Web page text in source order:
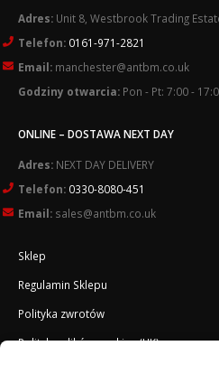
Adres: Unit 8, Westbrook Trading
Telefon: 0161-971-2821
Email: manchester@antbm.co.uk
Godziny otwarcia: Pon - Pt: 7:00 -
ONLINE – DOSTAWA NEXT DAY
Adres: NEXT DAY DELIVERY
Telefon: 0330-8080-451
Email: sales@antbm.co.uk
Sklep
Regulamin Sklepu
Polityka zwrotów
Polityka plików cookies (UK)